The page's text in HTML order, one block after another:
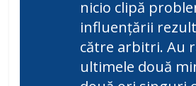
nicio clipă
influențării
către arbitri. Au
ultimele două